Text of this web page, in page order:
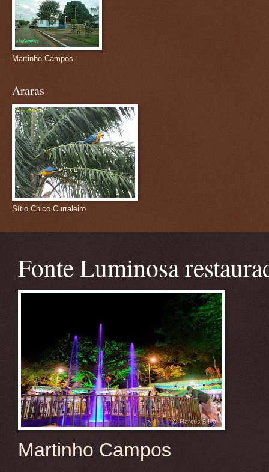
Martinho Campos
Araras
Sítio Chico Curraleiro
Fonte Luminosa
Martinho Campos